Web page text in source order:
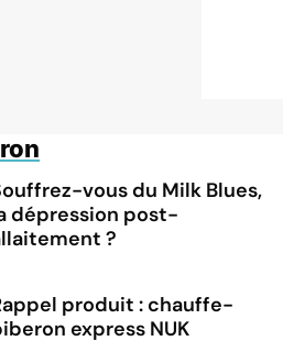
vous du Milk Blues,
dépression post-
?
produit : chauffe-
express NUK